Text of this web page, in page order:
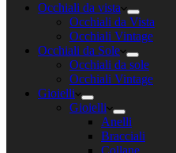
Occhiali da vista
Occhiali da Vista
Occhiali Vintage
Occhiali da Sole
Occhiali da sole
Occhiali Vintage
Gioielli
Gioielli
Anelli
Bracciali
Collane